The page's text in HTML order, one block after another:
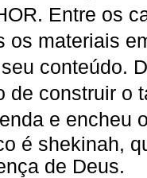
Entre os
os materiais
conteúdo.
de construir o
e encheu
é shekinah,
de Deus.